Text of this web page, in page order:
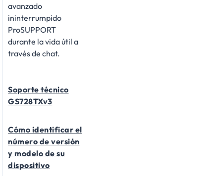
avanzado
ininterrumpido
ProSUPPORT
durante la vida útil a
través de chat.
Soporte técnico
GS728TXv3
Cómo identificar el
número de versión
y modelo de su
dispositivo